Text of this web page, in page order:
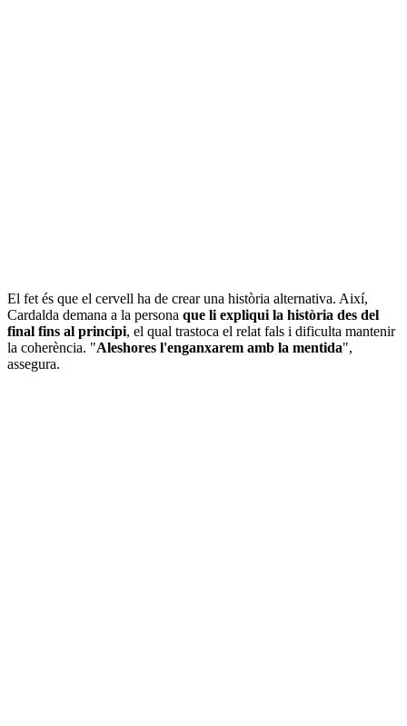
El fet és que el cervell ha de crear una història alternativa. Així,
Cardalda demana a la persona que li expliqui la història des del
final fins al principi, el qual trastoca el relat fals i dificulta mantenir
la coherència. "Aleshores l'enganxarem amb la mentida",
assegura.